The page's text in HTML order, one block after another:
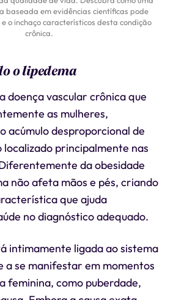
baseada em evidências científicas pode
o inchaço característicos desta condição
crônica.
o lipedema
doença vascular crônica que
as mulheres,
acúmulo desproporcional de
localizado principalmente nas
da obesidade
não afeta mãos e pés, criando
que ajuda
no diagnóstico adequado.
intimamente ligada ao sistema
a se manifestar em momentos
feminina, como puberdade,